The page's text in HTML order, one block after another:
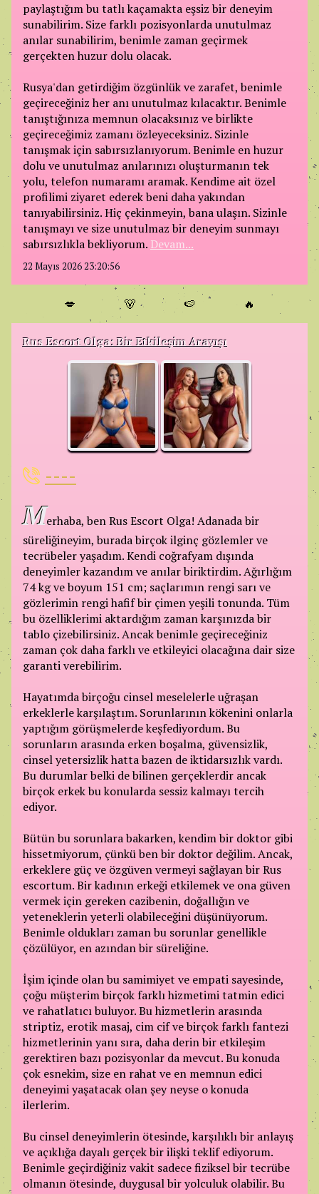
paylaştığım bu tatlı kaçamakta eşsiz bir deneyim
sunabilirim. Size farklı pozisyonlarda unutulmaz
anılar sunabilirim, benimle zaman geçirmek
gerçekten huzur dolu olacak.
Rusya'dan getirdiğim özgünlük ve zarafet, benimle
geçireceğiniz her anı unutulmaz kılacaktır. Benimle
tanıştığınıza memnun olacaksınız ve birlikte
geçireceğimiz zamanı özleyeceksiniz. Sizinle
tanışmak için sabırsızlanıyorum. Benimle en huzur
dolu ve unutulmaz anılarınızı oluşturmanın tek
yolu, telefon numaramı aramak. Kendime ait özel
profilimi ziyaret ederek beni daha yakından
tanıyabilirsiniz. Hiç çekinmeyin, bana ulaşın. Sizinle
tanışmayı ve size unutulmaz bir deneyim sunmayı
sabırsızlıkla bekliyorum. Devam...
22 Mayıs 2026 23:20:56
💋 🐻 🍉 🔥
Rus Escort Olga: Bir Etkileşim Arayışı
----
Merhaba, ben Rus Escort Olga! Adanada bir
süreliğineyim, burada birçok ilginç gözlemler ve
tecrübeler yaşadım. Kendi coğrafyam dışında
deneyimler kazandım ve anılar biriktirdim. Ağırlığım
74 kg ve boyum 151 cm; saçlarımın rengi sarı ve
gözlerimin rengi hafif bir çimen yeşili tonunda. Tüm
bu özelliklerimi aktardığım zaman karşınızda bir
tablo çizebilirsiniz. Ancak benimle geçireceğiniz
zaman çok daha farklı ve etkileyici olacağına dair size
garanti verebilirim.
Hayatımda birçoğu cinsel meselelerle uğraşan
erkeklerle karşılaştım. Sorunlarının kökenini onlarla
yaptığım görüşmelerde keşfediyordum. Bu
sorunların arasında erken boşalma, güvensizlik,
cinsel yetersizlik hatta bazen de iktidarsızlık vardı.
Bu durumlar belki de bilinen gerçeklerdir ancak
birçok erkek bu konularda sessiz kalmayı tercih
ediyor.
Bütün bu sorunlara bakarken, kendim bir doktor gibi
hissetmiyorum, çünkü ben bir doktor değilim. Ancak,
erkeklere güç ve özgüven vermeyi sağlayan bir Rus
escortum. Bir kadının erkeği etkilemek ve ona güven
vermek için gereken cazibenin, doğallığın ve
yeteneklerin yeterli olabileceğini düşünüyorum.
Benimle oldukları zaman bu sorunlar genellikle
çözülüyor, en azından bir süreliğine.
İşim içinde olan bu samimiyet ve empati sayesinde,
çoğu müşterim birçok farklı hizmetimi tatmin edici
ve rahatlatıcı buluyor. Bu hizmetlerin arasında
striptiz, erotik masaj, cim cif ve birçok farklı fantezi
hizmetlerinin yanı sıra, daha derin bir etkileşim
gerektiren bazı pozisyonlar da mevcut. Bu konuda
çok esnekim, size en rahat ve en memnun edici
deneyimi yaşatacak olan şey neyse o konuda
ilerlerim.
Bu cinsel deneyimlerin ötesinde, karşılıklı bir anlayış
ve açıklığa dayalı gerçek bir ilişki teklif ediyorum.
Benimle geçirdiğiniz vakit sadece fiziksel bir tecrübe
olmanın ötesinde, duygusal bir yolculuk olabilir. Bu